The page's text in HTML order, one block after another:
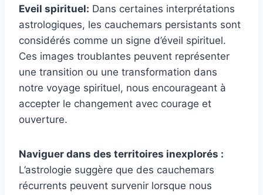
Eveil spirituel: Dans certaines interprétations
astrologiques, les cauchemars persistants sont
considérés comme un signe d’éveil spirituel.
Ces images troublantes peuvent représenter
une transition ou une transformation dans
notre voyage spirituel, nous encourageant à
accepter le changement avec courage et
ouverture.
Naviguer dans des territoires inexplorés :
L’astrologie suggère que des cauchemars
récurrents peuvent survenir lorsque nous